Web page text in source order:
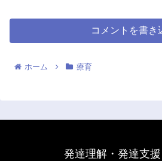
コメントを書き
ホーム 療育
発達理解・発達支